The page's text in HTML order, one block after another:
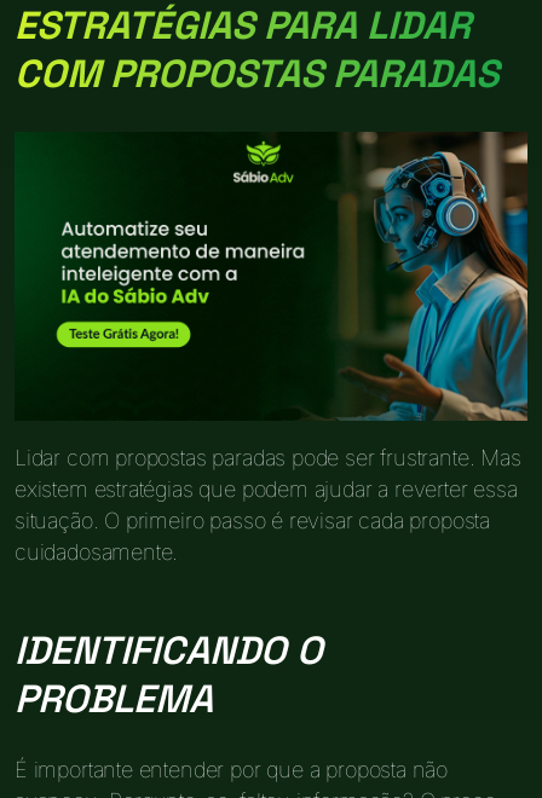
ESTRATÉGIAS PARA LIDAR
COM PROPOSTAS PARADAS
Lidar com propostas paradas pode ser frustrante. Mas
existem estratégias que podem ajudar a reverter essa
situação. O primeiro passo é revisar cada proposta
cuidadosamente.
IDENTIFICANDO O
PROBLEMA
É importante entender por que a proposta não